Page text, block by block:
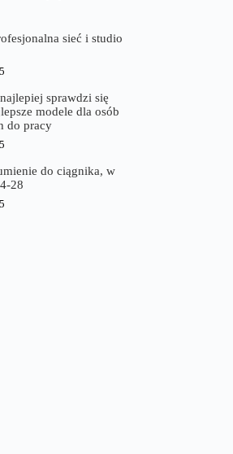
sieć i studio
sprawdzi się
modele dla osób
do pracy
do ciągnika, w
28